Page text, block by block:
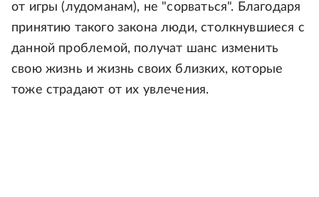
от игры (лудоманам), не "сорваться". Благодаря
принятию такого закона люди, столкнувшиеся с
данной проблемой, получат шанс изменить
свою жизнь и жизнь своих близких, которые
тоже страдают от их увлечения.